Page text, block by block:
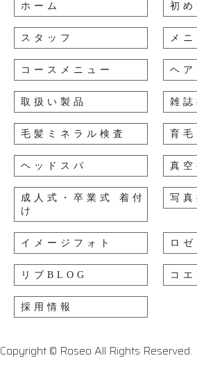
ホーム 初
スタッフ メニ
コースメニュー ヘ
取扱い製品 雑誌
毛髪ミネラル検査 育
ヘッドスパ 真
成人式・卒業式 着付
け
写
イメージフォト ロ
リブBLOG コ
採用情報
Copyright © Roseo All Rights Reserved.